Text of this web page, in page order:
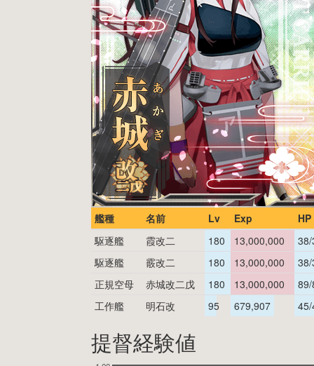
艦種 名前 Lv Exp
HP
駆逐艦
霞改二 180 13,000,000
駆逐艦
霰改二 180 13,000,000
正規空母
赤城改二戊 180 13,000,000
工作艦
明石改 95 679,907
提督経験値